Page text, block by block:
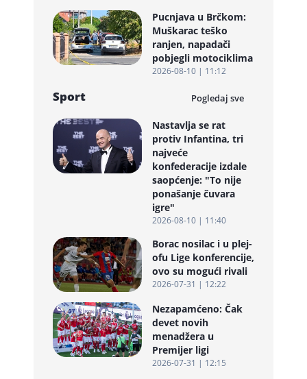
Pucnjava u Brčkom:
Muškarac teško
ranjen, napadači
pobjegli motociklima
2026-08-10 | 11:12
Sport Pogledaj sve
Nastavlja se rat
protiv Infantina, tri
najveće
konfederacije izdale
saopćenje: "To nije
ponašanje čuvara
igre"
2026-08-10 | 11:40
Borac nosilac i u plej-
ofu Lige konferencije,
ovo su mogući rivali
2026-07-31 | 12:22
Nezapamćeno: Čak
devet novih
menadžera u
Premijer ligi
2026-07-31 | 12:15